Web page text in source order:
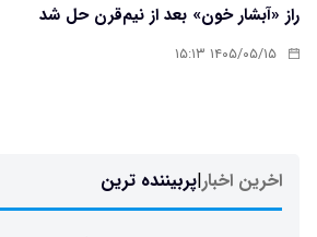
راز «آبشار خون» بعد از نیم‌قرن حل شد
۱۴۰۵/۰۵/۱۵ ۱۵:۱۳
اخرین اخبار|پربیننده ترین